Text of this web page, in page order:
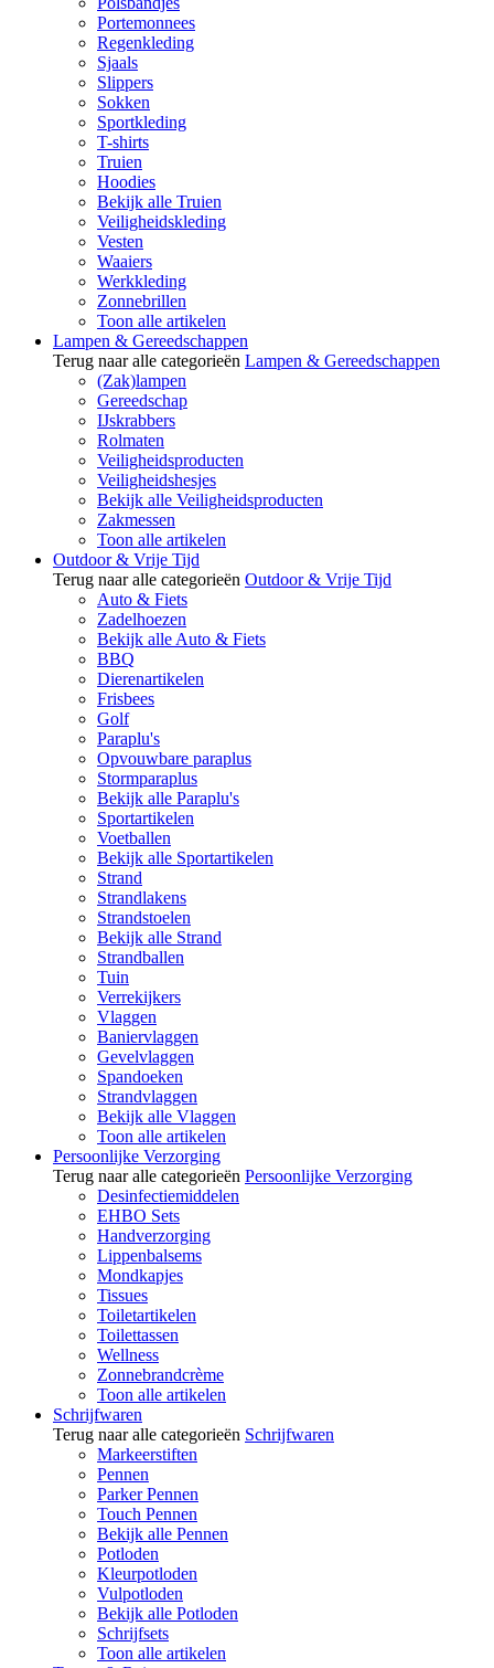
Portemonnees
Regenkleding
Sjaals
Slippers
Sokken
Sportkleding
T-shirts
Truien
Hoodies
Bekijk alle Truien
Veiligheidskleding
Vesten
Waaiers
Werkkleding
Zonnebrillen
Toon alle artikelen
Lampen & Gereedschappen
Terug naar alle categorieën Lampen & Gereedschappen
(Zak)lampen
Gereedschap
IJskrabbers
Rolmaten
Veiligheidsproducten
Veiligheidshesjes
Bekijk alle Veiligheidsproducten
Zakmessen
Toon alle artikelen
Outdoor & Vrije Tijd
Terug naar alle categorieën Outdoor & Vrije Tijd
Auto & Fiets
Zadelhoezen
Bekijk alle Auto & Fiets
BBQ
Dierenartikelen
Frisbees
Golf
Paraplu's
Opvouwbare paraplus
Stormparaplus
Bekijk alle Paraplu's
Sportartikelen
Voetballen
Bekijk alle Sportartikelen
Strand
Strandlakens
Strandstoelen
Bekijk alle Strand
Strandballen
Tuin
Verrekijkers
Vlaggen
Baniervlaggen
Gevelvlaggen
Spandoeken
Strandvlaggen
Bekijk alle Vlaggen
Toon alle artikelen
Persoonlijke Verzorging
Terug naar alle categorieën Persoonlijke Verzorging
Desinfectiemiddelen
EHBO Sets
Handverzorging
Lippenbalsems
Mondkapjes
Tissues
Toiletartikelen
Toilettassen
Wellness
Zonnebrandcrème
Toon alle artikelen
Schrijfwaren
Terug naar alle categorieën Schrijfwaren
Markeerstiften
Pennen
Parker Pennen
Touch Pennen
Bekijk alle Pennen
Potloden
Kleurpotloden
Vulpotloden
Bekijk alle Potloden
Schrijfsets
Toon alle artikelen